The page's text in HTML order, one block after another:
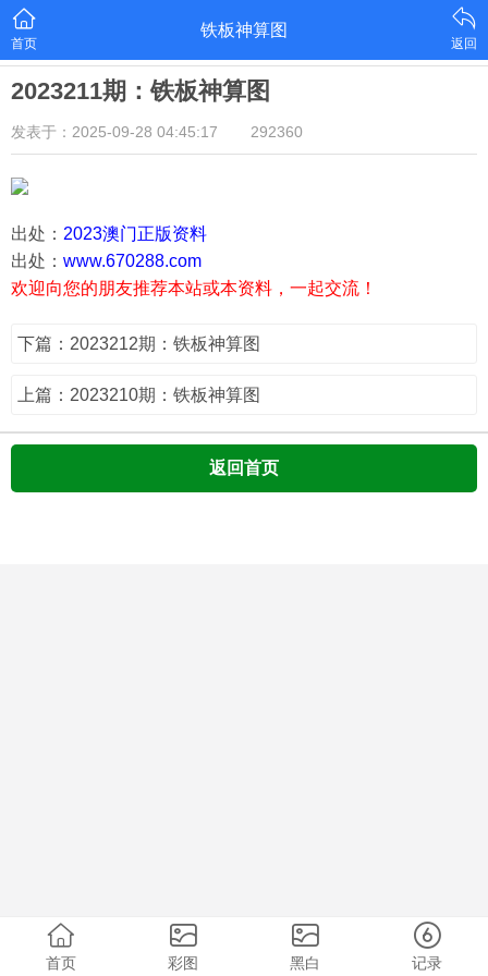
首页
铁板神算图
返回
2023211期：铁板神算图
发表于：2025-09-28 04:45:17 292360
出处： 2023澳门正版资料
出处： www.670288.com
欢迎向您的朋友推荐本站或本资料，一起交流！
下篇：2023212期：铁板神算图
上篇：2023210期：铁板神算图
返回首页
首页 彩图 黑白 记录